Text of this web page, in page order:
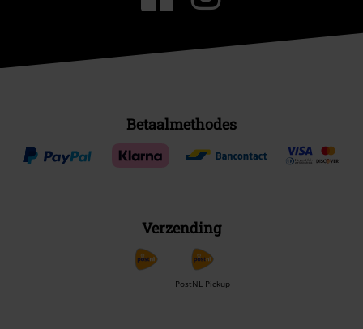
Betaalmethodes
Verzending
PostNL Pickup